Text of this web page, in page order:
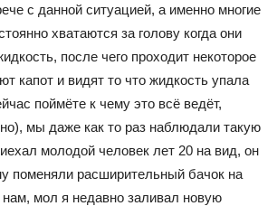
с данной ситуацией, а именно многие
хватаются за голову когда они
после чего проходит некоторое
капот и видят то что жидкость упала
поймёте к чему это всё ведёт,
мы даже как то раз наблюдали такую
молодой человек лет 20 на вид, он
поменяли расширительный бачок на
нам, мол я недавно заливал новую